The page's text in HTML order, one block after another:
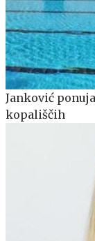
Janković
kopališčih